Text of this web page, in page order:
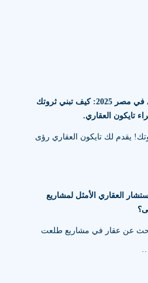
الاستثمار العقاري في مصر 2025: كيف تبني ثروتك
تايكون العقاري.
يقدم لك تايكون العقاري رؤى
العقاري الأمثل لمشاريع
عن عقار في مشاريع طلعت